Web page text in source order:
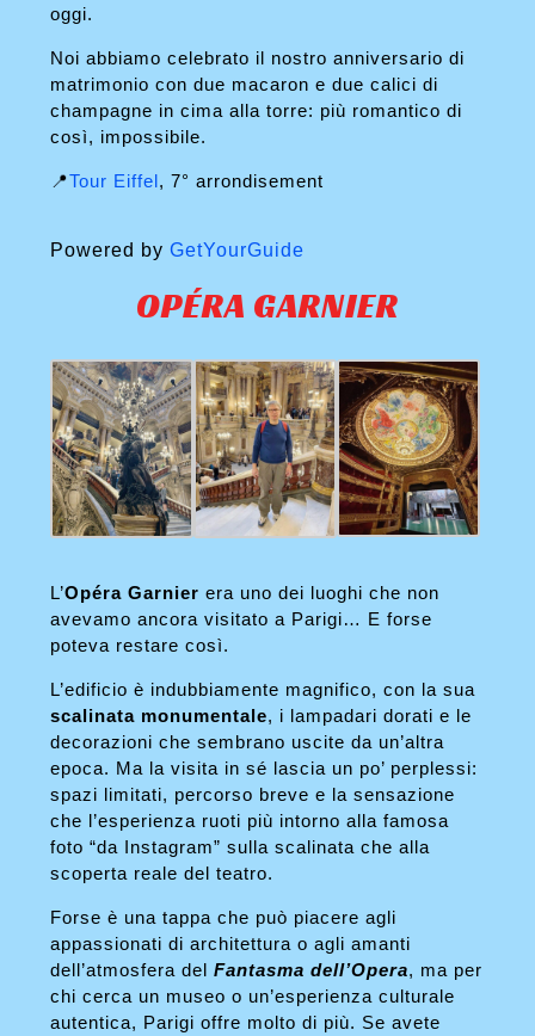
oggi.
Noi abbiamo celebrato il nostro anniversario di
matrimonio con due macaron e due calici di
champagne in cima alla torre: più romantico di
così, impossibile.
📍Tour Eiffel , 7° arrondisement
Powered byGetYourGuide
OPÉRA GARNIER
L’Opéra Garnier era uno dei luoghi che non
avevamo ancora visitato a Parigi… E forse
poteva restare così.
L’edificio è indubbiamente magnifico, con la sua
scalinata monumentale, i lampadari dorati e le
decorazioni che sembrano uscite da un’altra
epoca. Ma la visita in sé lascia un po’ perplessi:
spazi limitati, percorso breve e la sensazione
che l’esperienza ruoti più intorno alla famosa
foto “da Instagram” sulla scalinata che alla
scoperta reale del teatro.
Forse è una tappa che può piacere agli
appassionati di architettura o agli amanti
dell’atmosfera delFantasma dell’Opera, ma per
chi cerca un museo o un’esperienza culturale
autentica, Parigi offre molto di più. Se avete